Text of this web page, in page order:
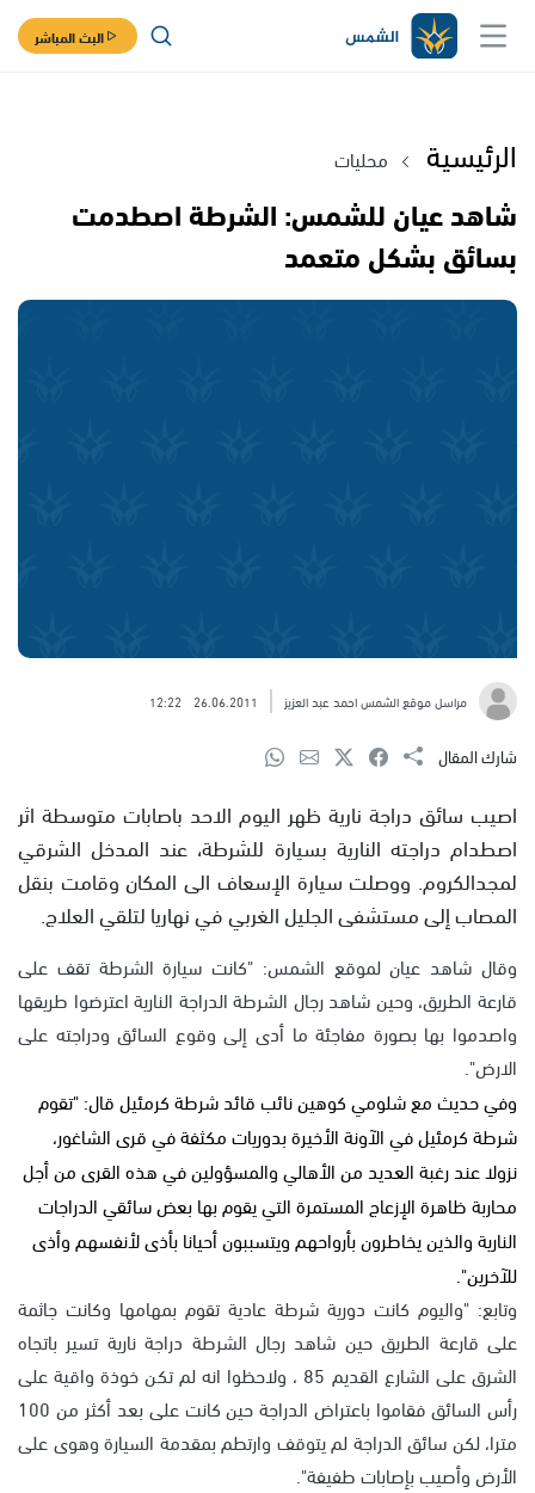
البث المباشر
الرئيسية محليات
شاهد عيان للشمس: الشرطة اصطدمت
بسائق بشكل متعمد
مراسل موقع الشمس احمد عبد العزيز 26.06.2011
12:22
شارك المقال
اصيب سائق دراجة نارية ظهر اليوم الاحد باصابات متوسطة اثر
اصطدام دراجته النارية بسيارة للشرطة، عند المدخل الشرقي
لمجدالكروم. ووصلت سيارة الإسعاف الى المكان وقامت بنقل
المصاب إلى مستشفى الجليل الغربي في نهاريا لتلقي العلاج.
وقال شاهد عيان لموقع الشمس: "كانت سيارة الشرطة تقف على
قارعة الطريق، وحين شاهد رجال الشرطة الدراجة النارية اعترضوا طريقها
واصدموا بها بصورة مفاجئة ما أدى إلى وقوع السائق ودراجته على
الارض".
وفي حديث مع شلومي كوهين نائب قائد شرطة كرمئيل قال: "تقوم
شرطة كرمئيل في الآونة الأخيرة بدوريات مكثفة في قرى الشاغور،
نزولا عند رغبة العديد من الأهالي والمسؤولين في هذه القرى من أجل
محاربة ظاهرة الإزعاج المستمرة التي يقوم بها بعض سائقي الدراجات
النارية والذين يخاطرون بأرواحهم ويتسببون أحيانا بأذى لأنفسهم وأذى
للآخرين".
وتابع: "واليوم كانت دورية شرطة عادية تقوم بمهامها وكانت جاثمة
على قارعة الطريق حين شاهد رجال الشرطة دراجة نارية تسير باتجاه
الشرق على الشارع القديم 85 ، ولاحظوا انه لم تكن خوذة واقية على
رأس السائق فقاموا باعتراض الدراجة حين كانت على بعد أكثر من 100
مترا، لكن سائق الدراجة لم يتوقف وارتطم بمقدمة السيارة وهوى على
الأرض وأصيب بإصابات طفيفة".